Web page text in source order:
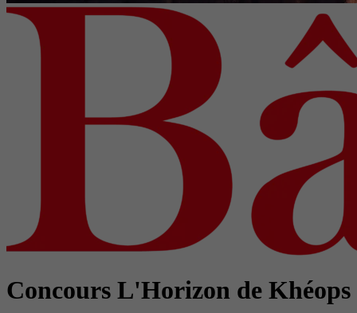
Concours L'Horizon de Khéops